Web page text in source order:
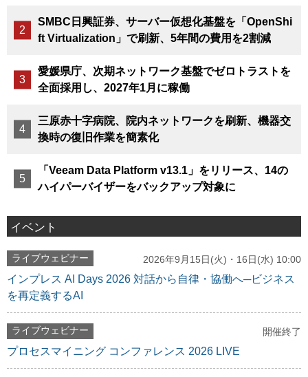
SMBC日興証券、サーバー仮想化基盤を「OpenShi
ft Virtualization」で刷新、5年間の費用を2割減
愛媛県庁、次期ネットワーク基盤でゼロトラストを
全面採用し、2027年1月に稼働
三原赤十字病院、院内ネットワークを刷新、機器交
換時の復旧作業を簡素化
「Veeam Data Platform v13.1」をリリース、14の
ハイパーバイザーをバックアップ対象に
イベント
ライブウェビナー 2026年9月15日(火)・16日(水) 10:00
インプレス AI Days 2026 対話から自律・協働へ─ビジネス
を再定義するAI
ライブウェビナー 開催終了
プロセスマイニング コンファレンス 2026 LIVE